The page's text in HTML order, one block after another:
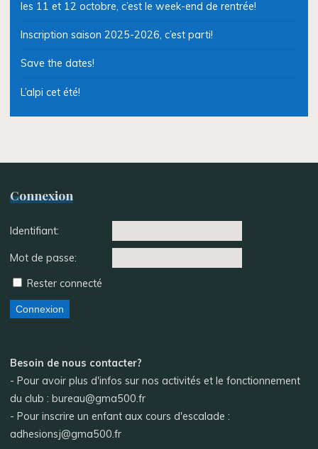
les 11 et 12 octobre, c’est le week-end de rentrée!
Inscription saison 2025-2026, c’est parti!
Save the dates!
L’alpi cet été!
Connexion
Identifiant:
Mot de passe:
Rester connecté
Connexion
Besoin de nous contacter?
- Pour avoir plus d'infos sur nos activités et le fonctionnement
du club : bureau@gma500.fr
- Pour inscrire un enfant aux cours d'escalade :
adhesionsj@gma500.fr